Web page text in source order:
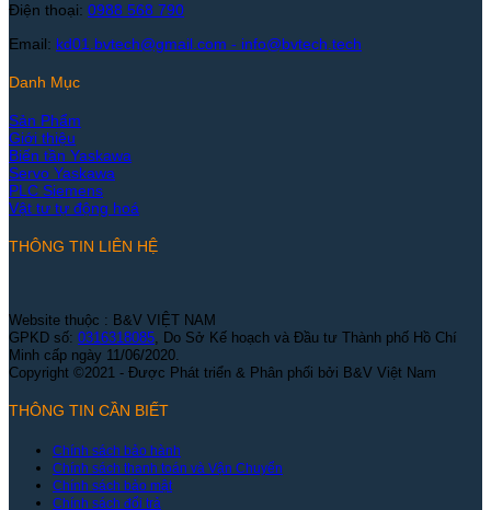
Điện thoại: 0988 568 790
Email: kd01.bvtech@gmail.com - info@bvtech.tech
Danh Mục
Sản Phẩm
Giới thiệu
Biến tần Yaskawa
Servo Yaskawa
PLC Siemens
Vật tư tự động hoá
THÔNG TIN LIÊN HỆ
Website thuộc : B&V VIỆT NAM
GPKD số: 0316318085, Do Sở Kế hoạch và Đầu tư Thành phố Hồ Chí
Minh cấp ngày 11/06/2020.
Copyright ©2021 - Được Phát triển & Phân phối bởi B&V Việt Nam
THÔNG TIN CẦN BIẾT
Chính sách bảo hành
Chính sách thanh toán và Vận Chuyển
Chính sách bảo mật
Chính sách đổi trả